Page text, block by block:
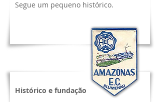
Segue um pequeno histórico.
Histórico e fundação